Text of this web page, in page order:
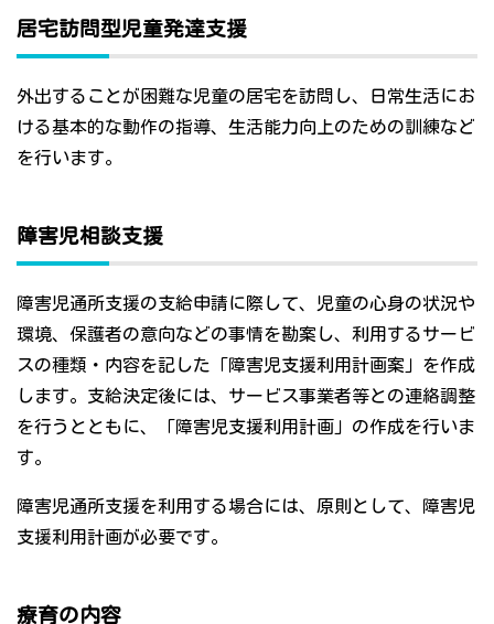
居宅訪問型児童発達支援
外出することが困難な児童の居宅を訪問し、日常生活にお
ける基本的な動作の指導、生活能力向上のための訓練など
を行います。
障害児相談支援
障害児通所支援の支給申請に際して、児童の心身の状況や
環境、保護者の意向などの事情を勘案し、利用するサービ
スの種類・内容を記した「障害児支援利用計画案」を作成
します。支給決定後には、サービス事業者等との連絡調整
を行うとともに、「障害児支援利用計画」の作成を行いま
す。
障害児通所支援を利用する場合には、原則として、障害児
支援利用計画が必要です。
療育の内容